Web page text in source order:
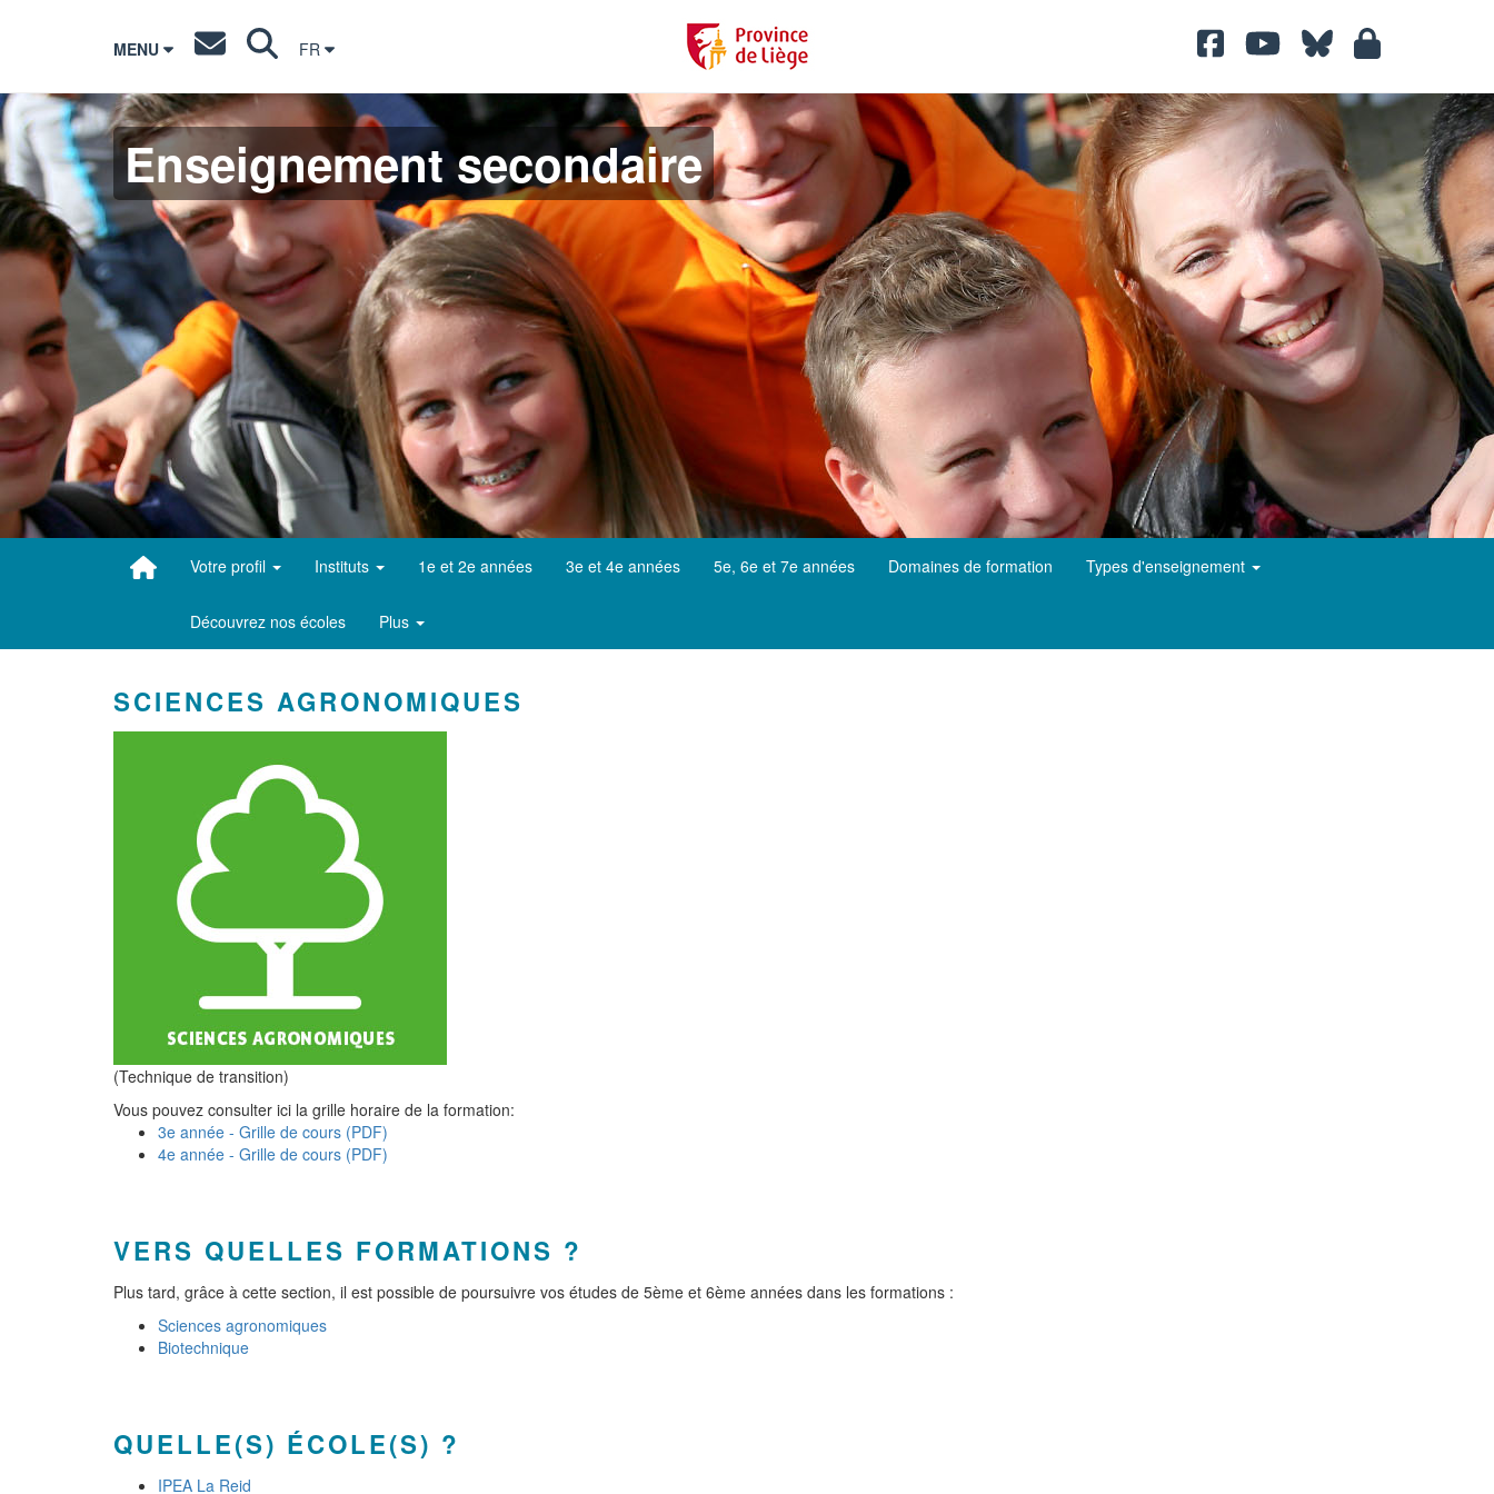
MENU FR
Enseignement secondaire
Votre profil Instituts 1e et 2e années 3e et 4e années 5e, 6e et 7e années Domaines de formation Types d'enseignement
Découvrez nos écoles Plus
SCIENCES AGRONOMIQUES
(Technique de transition)
Vous pouvez consulter ici la grille horaire de la formation:
3e année - Grille de cours (PDF)
4e année - Grille de cours (PDF)
VERS QUELLES FORMATIONS ?
Plus tard, grâce à cette section, il est possible de poursuivre vos études de 5ème et 6ème années dans les formations :
Sciences agronomiques
Biotechnique
QUELLE(S) ÉCOLE(S) ?
IPEA La Reid